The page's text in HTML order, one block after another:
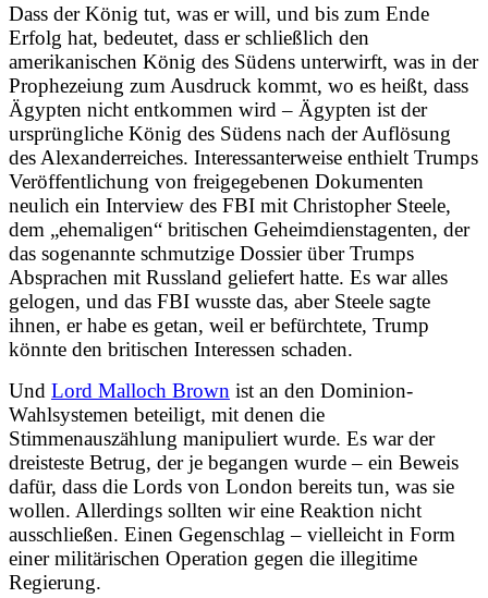
Dass der König tut, was er will, und bis zum Ende
Erfolg hat, bedeutet, dass er schließlich den
amerikanischen König des Südens unterwirft, was in der
Prophezeiung zum Ausdruck kommt, wo es heißt, dass
Ägypten nicht entkommen wird – Ägypten ist der
ursprüngliche König des Südens nach der Auflösung
des Alexanderreiches. Interessanterweise enthielt Trumps
Veröffentlichung von freigegebenen Dokumenten
neulich ein Interview des FBI mit Christopher Steele,
dem „ehemaligen“ britischen Geheimdienstagenten, der
das sogenannte schmutzige Dossier über Trumps
Absprachen mit Russland geliefert hatte. Es war alles
gelogen, und das FBI wusste das, aber Steele sagte
ihnen, er habe es getan, weil er befürchtete, Trump
könnte den britischen Interessen schaden.
Und Lord Malloch Brown ist an den Dominion-
Wahlsystemen beteiligt, mit denen die
Stimmenauszählung manipuliert wurde. Es war der
dreisteste Betrug, der je begangen wurde – ein Beweis
dafür, dass die Lords von London bereits tun, was sie
wollen. Allerdings sollten wir eine Reaktion nicht
ausschließen. Einen Gegenschlag – vielleicht in Form
einer militärischen Operation gegen die illegitime
Regierung.